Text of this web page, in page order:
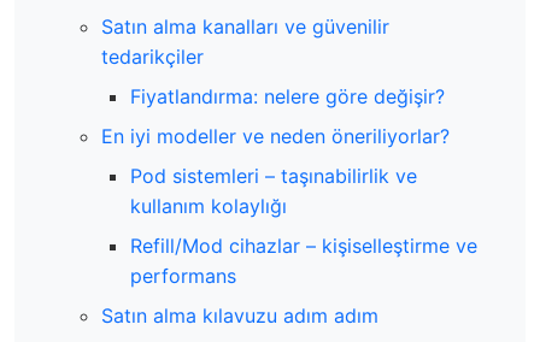
Satın alma kanalları ve güvenilir
tedarikçiler
Fiyatlandırma: nelere göre değişir?
En iyi modeller ve neden öneriliyorlar?
Pod sistemleri – taşınabilirlik ve
kullanım kolaylığı
Refill/Mod cihazlar – kişiselleştirme ve
performans
Satın alma kılavuzu adım adım